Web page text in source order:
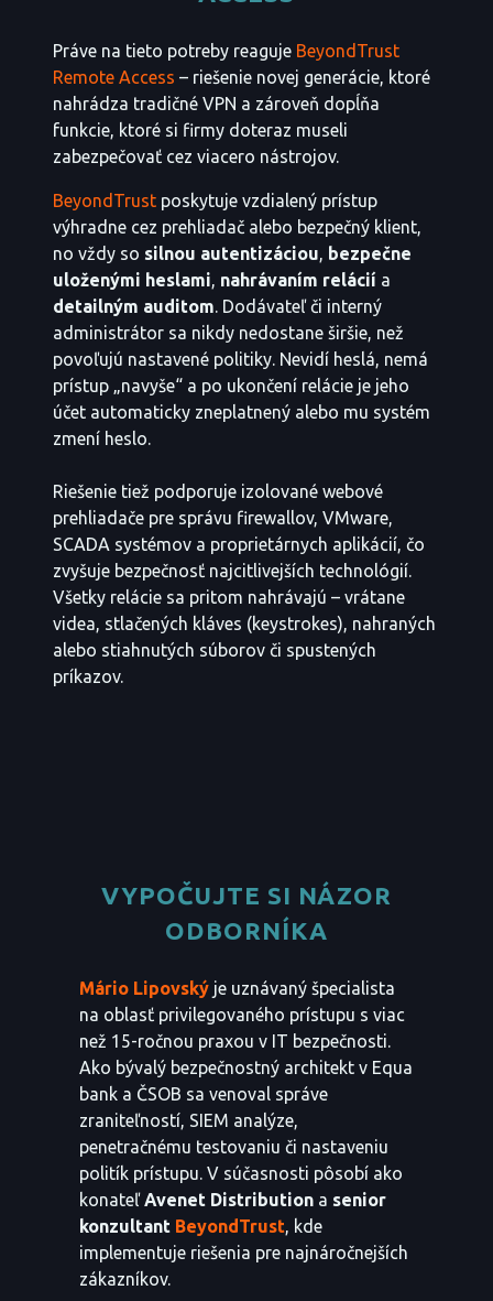
Práve na tieto potreby reaguje BeyondTrust
Remote Access – riešenie novej generácie, ktoré
nahrádza tradičné VPN a zároveň dopĺňa
funkcie, ktoré si firmy doteraz museli
zabezpečovať cez viacero nástrojov.
BeyondTrustposkytuje vzdialený prístup
výhradne cez prehliadač alebo bezpečný klient,
no vždy so silnou autentizáciou, bezpečne
uloženými heslami, nahrávaním relácií a
detailným auditom. Dodávateľ či interný
administrátor sa nikdy nedostane širšie, než
povoľujú nastavené politiky. Nevidí heslá, nemá
prístup „navyše“ a po ukončení relácie je jeho
účet automaticky zneplatnený alebo mu systém
zmení heslo.
Riešenie tiež podporuje izolované webové
prehliadače pre správu firewallov, VMware,
SCADA systémov a proprietárnych aplikácií, čo
zvyšuje bezpečnosť najcitlivejších technológií.
Všetky relácie sa pritom nahrávajú – vrátane
videa, stlačených kláves (keystrokes), nahraných
alebo stiahnutých súborov či spustených
príkazov.
VYPOČUJTE SI NÁZOR
ODBORNÍKA
Mário Lipovský je uznávaný špecialista
na oblasť privilegovaného prístupu s viac
než 15-ročnou praxou v IT bezpečnosti.
Ako bývalý bezpečnostný architekt v Equa
bank a ČSOB sa venoval správe
zraniteľností, SIEM analýze,
penetračnému testovaniu či nastaveniu
politík prístupu. V súčasnosti pôsobí ako
konateľAvenet Distribution a senior
konzultant BeyondTrust, kde
implementuje riešenia pre najnáročnejších
zákazníkov.